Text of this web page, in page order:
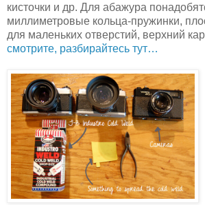
кисточки и др. Для абажура
миллиметровые кольца-пружинки,
для маленьких отверстий, верхний
смотрите, разбирайтесь тут…